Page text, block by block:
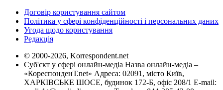
Договір користування сайтом
Політика у сфері конфіденційності і персональних даних
Угода щодо користування
Редакція
© 2000-2026, Korrespondent.net
Суб'єкт у сфері онлайн-медіа Назва онлайн-медіа –
«КореспонденТ.net» Адреса: 02091, місто Київ,
ХАРКІВСЬКЕ ШОСЕ, будинок 172-Б, офіс 208/1 E-mail: